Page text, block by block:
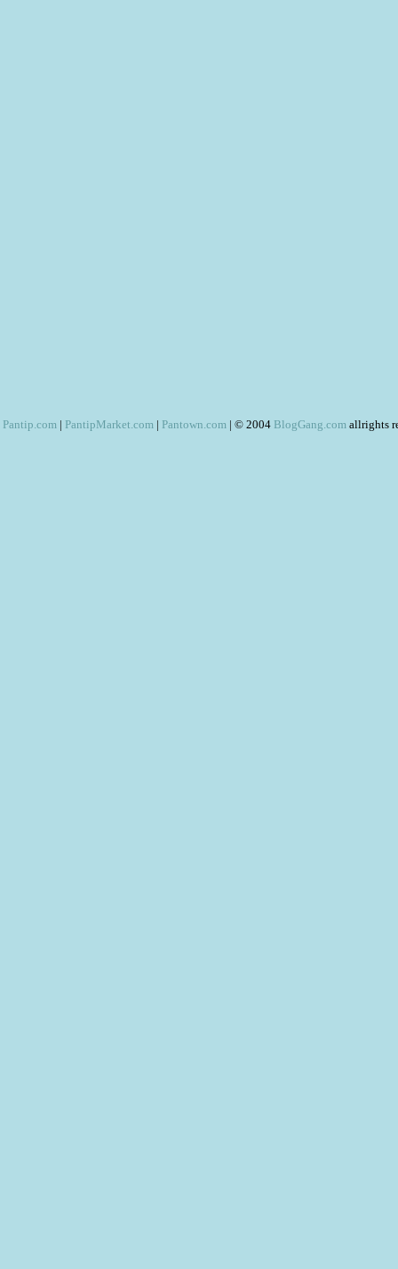
Pantip.com | PantipMarket.com | Pantown.com | © 2004 BlogGang.com allrights